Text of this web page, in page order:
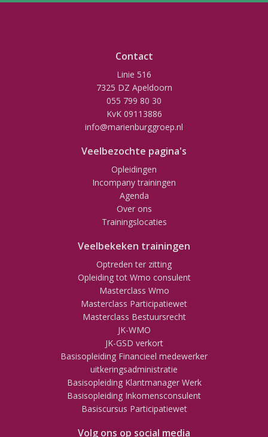
Contact
Linie 516
7325 DZ Apeldoorn
055 799 80 30
KvK 09113886
info@marienburggroep.nl
Veelbezochte pagina's
Opleidingen
Incompany trainingen
Agenda
Over ons
Trainingslocaties
Veelbekeken trainingen
Optreden ter zitting
Opleiding tot Wmo consulent
Masterclass Wmo
Masterclass Participatiewet
Masterclass Bestuursrecht
JK-WMO
JK-GSD verkort
Basisopleiding Financieel medewerker
uitkeringsadministratie
Basisopleiding Klantmanager Werk
Basisopleiding Inkomensconsulent
Basiscursus Participatiewet
Volg ons op social media